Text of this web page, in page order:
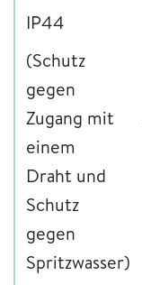
IP44
(Schutz
gegen
Zugang mit
einem
Draht und
Schutz
gegen
Spritzwasser)